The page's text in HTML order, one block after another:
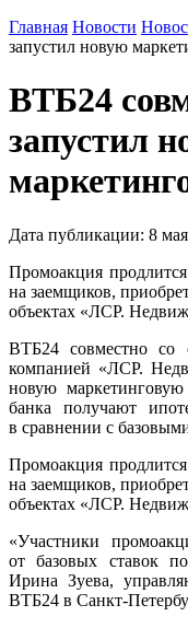
Главная Новости
запустил новую
ВТБ24
запустил
Дата публикации: 8 мая
Промоакция
на заемщиков,
объектах «ЛСР.
ВТБ24 совместно со
компанией «ЛСР.
новую
банка получают
в сравнении с
Промоакция
на заемщиков,
объектах «ЛСР.
«Участники
от базовых ставок
Ирина Зуева,
ВТБ24 в Санкт-